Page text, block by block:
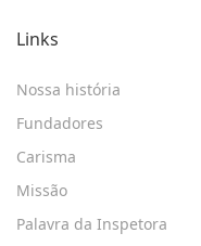
Links
Nossa história
Fundadores
Carisma
Missão
Palavra da Inspetora